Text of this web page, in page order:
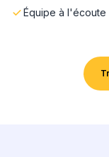
Équipe à l'écoute